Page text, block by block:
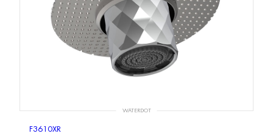
WATERDOT
F3610XR